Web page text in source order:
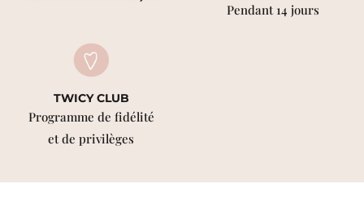
Pendant 14 jours
TWICY CLUB
Programme de fidélité
et de privilèges